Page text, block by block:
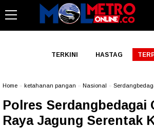
TERKINI HASTAG
Home ketahanan pangan Nasional
Polres Serdangbedagai
Raya Jagung Serentak